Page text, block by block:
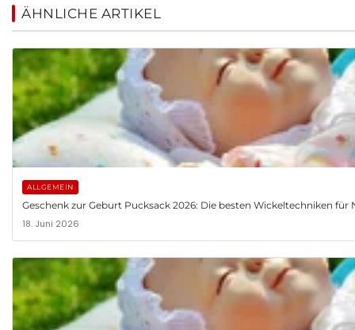
ÄHNLICHE ARTIKEL
ALLGEMEIN
Geschenk zur Geburt Pucksack 2026: Die besten Wickeltechniken für
18. Juni 2026